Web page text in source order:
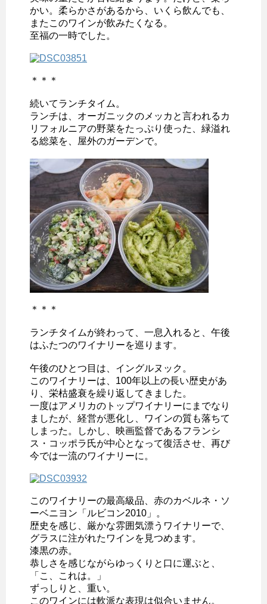
かい。柔らかさがあるから、いくら飲んでも、
またこのワインが飲みたくなる。
至福の一時でした。
＊＊＊
続いてランチタイム。
ランチは、オーガニックのメッカと言われるカ
リフォルニアの野菜をたっぷり使った、緑溢れ
る総菜を、屋外のガーデンで。
＊＊＊
ランチタイムが終わって、一息入れると、午後
はふたつのワイナリーを巡ります。
午後のひとつ目は、イングルヌック。
このワイナリーは、100年以上の長い歴史があ
り、栄枯盛衰を繰り返してきました。
一度はアメリカのトップワイナリーにまでなり
ましたが、経営が悪化し、ワインの質も落ちて
しまった。しかし、映画監督であるフランシ
ス・コッポラ氏が中心となって復活させ、再び
今では一流のワイナリーに。
このワイナリーの最高級品、赤のカベルネ・ソ
ーベニヨン「ルビコン2010」。
歴史を感じ、厳かな雰囲気漂うワイナリーで、
グラスに注がれたワインを見つめます。
漆黒の赤。
恭しさを感じながらゆっくりと口に運ぶと、
「こ、これは。」
ずっしりと、重い。
このワインには軟派な表現は似合いません。